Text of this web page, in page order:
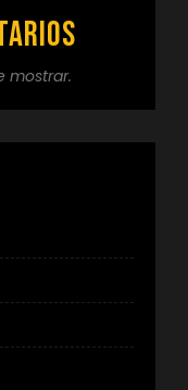
mostrar.